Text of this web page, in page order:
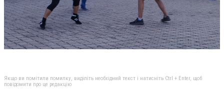
Якщо ви помітили помилку, виділіть необхідний текст і натисніть Ctrl + Enter, щоб
повідомити про це редакцію